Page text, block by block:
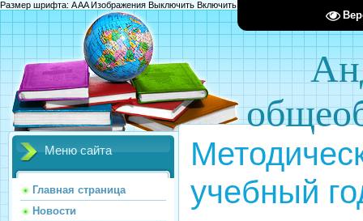
Размер шрифта: AAAИзображения Выключить Включить
Меню сайта
Главная страница
Новости
учебный